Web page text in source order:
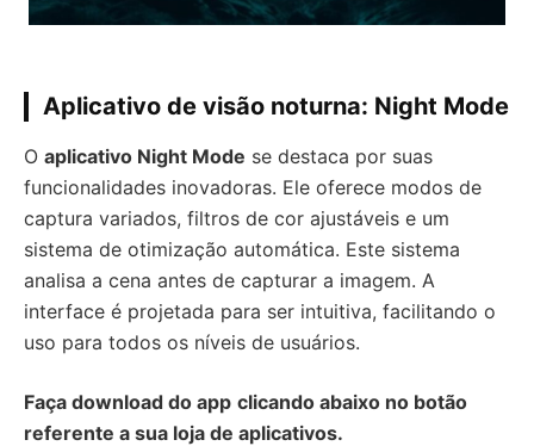
Aplicativo de visão noturna: Night Mode
O aplicativo Night Mode se destaca por suas
funcionalidades inovadoras. Ele oferece modos de
captura variados, filtros de cor ajustáveis e um
sistema de otimização automática. Este sistema
analisa a cena antes de capturar a imagem. A
interface é projetada para ser intuitiva, facilitando o
uso para todos os níveis de usuários.
Faça download do app clicando abaixo no botão
referente a sua loja de aplicativos.